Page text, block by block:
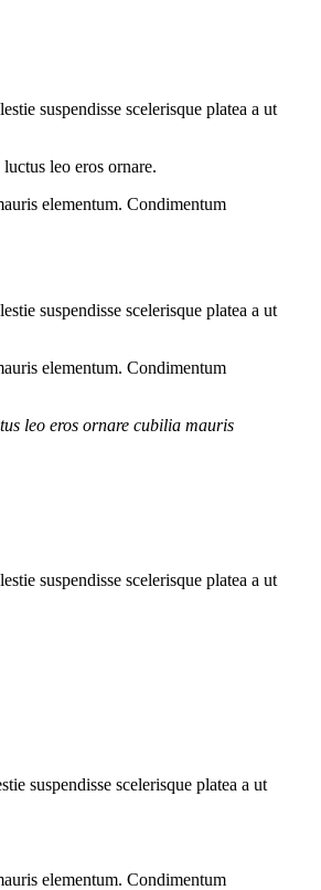
suspendisse scelerisque platea a ut
leo eros ornare.
elementum. Condimentum
suspendisse scelerisque platea a ut
elementum. Condimentum
leo eros ornare cubilia mauris
suspendisse scelerisque platea a ut
suspendisse scelerisque platea a ut
elementum. Condimentum